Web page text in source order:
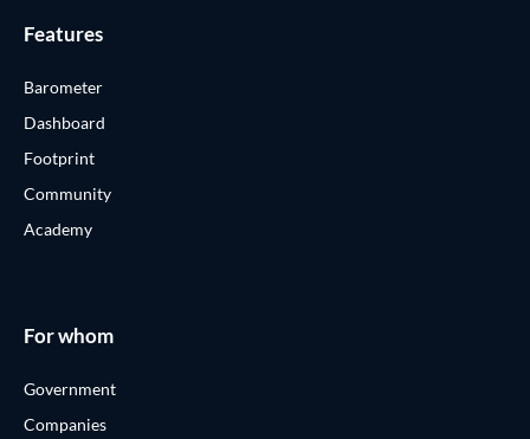
Features
Barometer
Dashboard
Footprint
Community
Academy
For whom
Government
Companies